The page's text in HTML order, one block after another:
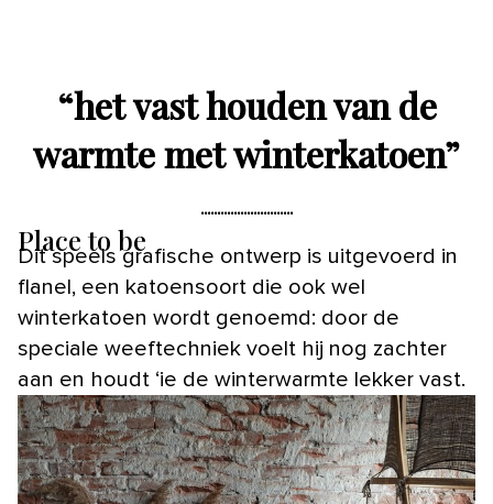
“het vast houden van de
warmte met winterkatoen”
Place to be
Dit speels grafische ontwerp is uitgevoerd in
flanel, een katoensoort die ook wel
winterkatoen wordt genoemd: door de
speciale weeftechniek voelt hij nog zachter
aan en houdt ‘ie de winterwarmte lekker vast.